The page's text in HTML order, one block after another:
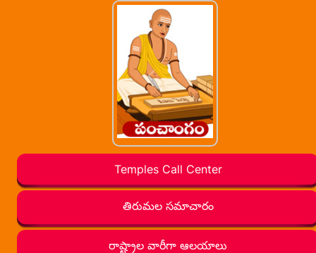
Temples Call Center
తిరుమల సమాచారం
రాష్ట్రాల వారీగా ఆలయాలు